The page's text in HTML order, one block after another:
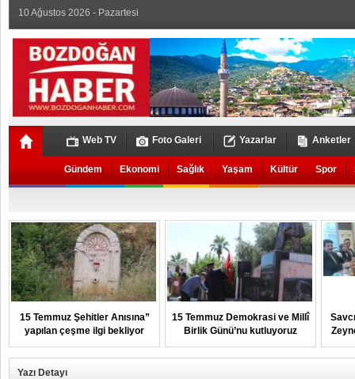
10 Ağustos 2026 - Pazartesi
Web TV Foto Galeri Yazarlar Anketler
Gündem Ekonomi Sağlık Yaşam Kültür Spor
15 Temmuz Şehitler Anısına”
yapılan çeşme ilgi bekliyor
15 Temmuz Demokrasi ve Millî
Birlik Günü’nu kutluyoruz
Yazı Detayı